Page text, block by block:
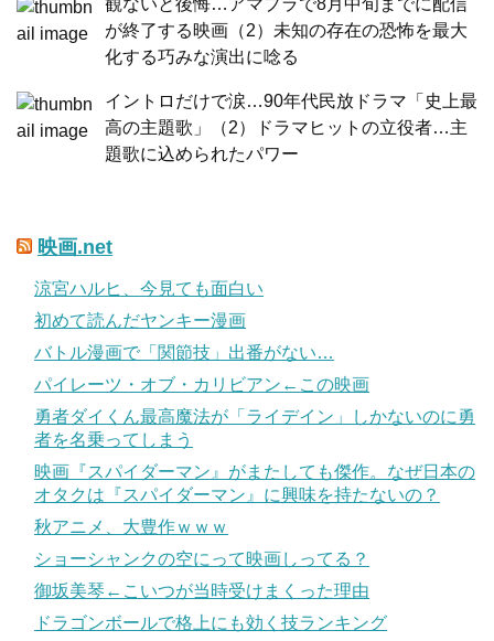
観ないと後悔…アマプラで8月中旬までに配信
が終了する映画（2）未知の存在の恐怖を最大
化する巧みな演出に唸る
イントロだけで涙…90年代民放ドラマ「史上最
高の主題歌」（2）ドラマヒットの立役者…主
題歌に込められたパワー
映画.net
涼宮ハルヒ、今見ても面白い
初めて読んだヤンキー漫画
バトル漫画で「関節技」出番がない…
パイレーツ・オブ・カリビアン←この映画
勇者ダイくん最高魔法が「ライデイン」しかないのに勇
者を名乗ってしまう
映画『スパイダーマン』がまたしても傑作。なぜ日本の
オタクは『スパイダーマン』に興味を持たないの？
秋アニメ、大豊作ｗｗｗ
ショーシャンクの空にって映画しってる？
御坂美琴←こいつが当時受けまくった理由
ドラゴンボールで格上にも効く技ランキング